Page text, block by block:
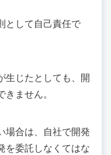
として自己責任で
生じたとしても、開
ません。
場合は、自社で開発
を委託しなくてはな